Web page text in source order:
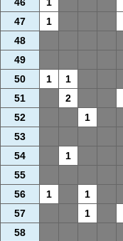
47
1
48
49
50
1 1
51
2
52
1
53
54
1
55
56
1 1
57
1
58